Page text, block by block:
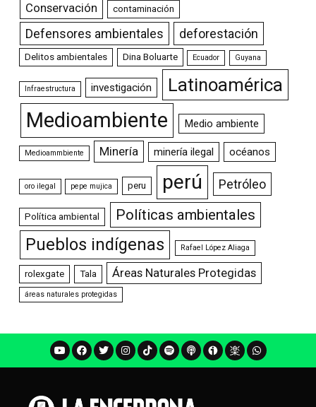
Conservación contaminación
Defensores ambientales deforestación
Delitos ambientales Dina Boluarte Ecuador Guyana
Infraestructura investigación Latinoamérica
Medioambiente Medio ambiente
Medioammbiente Minería minería ilegal océanos
oro ilegal pepe mujica peru perú Petróleo
Política ambiental Políticas ambientales
Pueblos indígenas Rafael López Aliaga
rolexgate Tala Áreas Naturales Protegidas
áreas naturales protegidas